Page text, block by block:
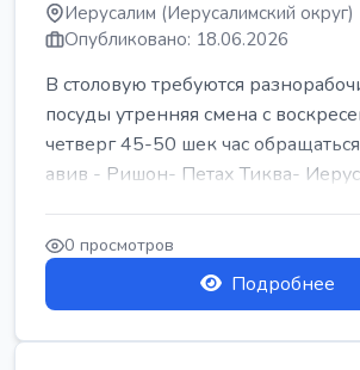
Иерусалим (Иерусалимский округ)
Опубликовано: 18.06.2026
В столовую требуются
посуды утренняя смена с
четверг 45-50 шек час
авив - Ришон- Петах Тиква-
0 просмотров
Подробнее